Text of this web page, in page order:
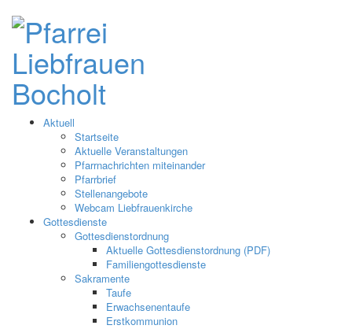
Aktuell
Startseite
Aktuelle Veranstaltungen
Pfarrnachrichten miteinander
Pfarrbrief
Stellenangebote
Webcam Liebfrauenkirche
Gottesdienste
Gottesdienstordnung
Aktuelle Gottesdienstordnung (PDF)
Familiengottesdienste
Sakramente
Taufe
Erwachsenentaufe
Erstkommunion